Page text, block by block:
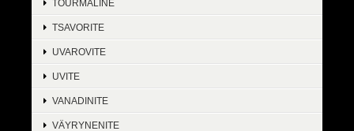
TOURMALINE
TSAVORITE
UVAROVITE
UVITE
VANADINITE
VÄYRYNENITE